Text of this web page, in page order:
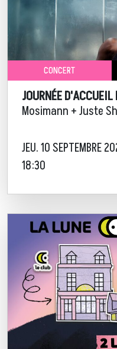
CONCERT
JOURNÉE
Mosimann + Juste
JEU. 10 SEPTEMBRE
18:30